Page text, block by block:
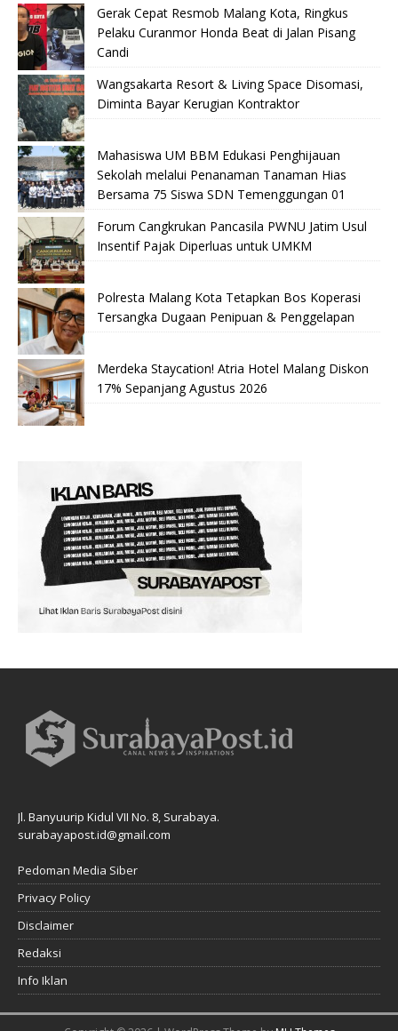
Gerak Cepat Resmob Malang Kota, Ringkus
Pelaku Curanmor Honda Beat di Jalan Pisang
Candi
Wangsakarta Resort & Living Space Disomasi,
Diminta Bayar Kerugian Kontraktor
Mahasiswa UM BBM Edukasi Penghijauan
Sekolah melalui Penanaman Tanaman Hias
Bersama 75 Siswa SDN Temenggungan 01
Forum Cangkrukan Pancasila PWNU Jatim Usul
Insentif Pajak Diperluas untuk UMKM
Polresta Malang Kota Tetapkan Bos Koperasi
Tersangka Dugaan Penipuan & Penggelapan
Merdeka Staycation! Atria Hotel Malang Diskon
17% Sepanjang Agustus 2026
Jl. Banyuurip Kidul VII No. 8, Surabaya.
surabayapost.id@gmail.com
Pedoman Media Siber
Privacy Policy
Disclaimer
Redaksi
Info Iklan